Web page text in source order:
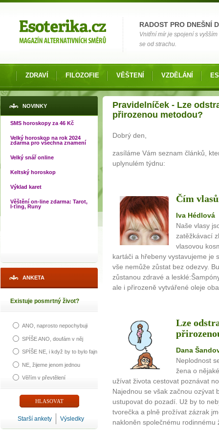
RADOST PRO DNEŠNÍ
Vnitřní mír je spojení s
se od strachu.
ZDRAVÍ FILOZOFIE VĚŠTENÍ VZDĚLÁNÍ
NOVINKY
SMS horoskopy za 46 Kč
Velký horoskop na rok 2024
zdarma pro všechna znamení
Velký snář online
Keltský horoskop
Výklad karet
Věštění on-line zdarma: Tarot,
I-ťing, Runy
ANKETA
Existuje posmrtný život?
ANO, naprosto nepochybuji
SPÍŠE ANO, doufám v něj
SPÍŠE NE, i když by to bylo fajn
NE, žijeme jenom jednou
Věřím v převtělení
Starší ankety Výsledky
Jste zde
Pravidelníček - Lze
přirozenou metodou?
Dobrý den,
zasíláme Vám seznam článků,
uplynulém týdnu:
Čím
Iva Hédlová
Naše vlasy
zatěžkávací
vlasovou
kartáči a hřebeny vystavujeme
vše nemůže zůstat bez odezvy.
zůstanou zdravé a
ale i přirozeně vytvářené oleje
Lze
Dana
Neplodnost
žena o
užívat života cestovat poznávat
Najednou se však začnou ozývat
ustupovat do pozadí. Už by to
tvorečka a plně prožívat zázrak
nakloněn společnému